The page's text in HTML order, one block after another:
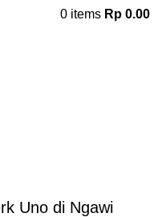
0 items Rp 0.00
Uno di Ngawi